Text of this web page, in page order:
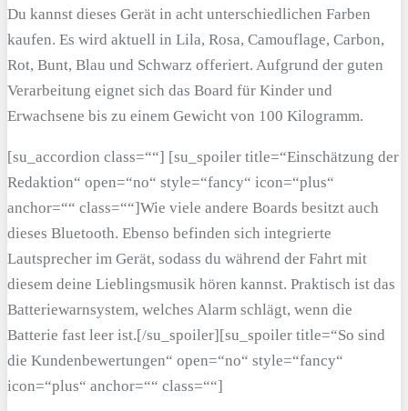
Du kannst dieses Gerät in acht unterschiedlichen Farben
kaufen. Es wird aktuell in Lila, Rosa, Camouflage, Carbon,
Rot, Bunt, Blau und Schwarz offeriert. Aufgrund der guten
Verarbeitung eignet sich das Board für Kinder und
Erwachsene bis zu einem Gewicht von 100 Kilogramm.
[su_accordion class=““] [su_spoiler title=“Einschätzung der
Redaktion“ open=“no“ style=“fancy“ icon=“plus“
anchor=““ class=““]Wie viele andere Boards besitzt auch
dieses Bluetooth. Ebenso befinden sich integrierte
Lautsprecher im Gerät, sodass du während der Fahrt mit
diesem deine Lieblingsmusik hören kannst. Praktisch ist das
Batteriewarnsystem, welches Alarm schlägt, wenn die
Batterie fast leer ist.[/su_spoiler][su_spoiler title=“So sind
die Kundenbewertungen“ open=“no“ style=“fancy“
icon=“plus“ anchor=““ class=““]